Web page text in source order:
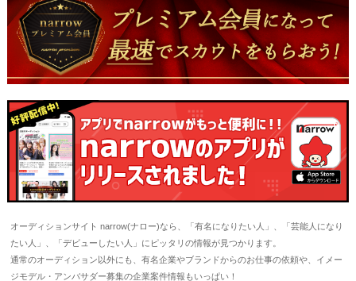
オーディションサイト narrow(ナロー)なら、「有名になりたい人」、「芸能人になり
たい人」、「デビューしたい人」にピッタリの情報が見つかります。
通常のオーディション以外にも、有名企業やブランドからのお仕事の依頼や、イメー
ジモデル・アンバサダー募集の企業案件情報もいっぱい！